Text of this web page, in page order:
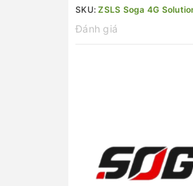
SKU:ZSLS Soga 4G
Đánh giá